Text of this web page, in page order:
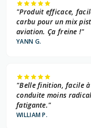
"Produit efficace,
carbu pour un mix
aviation. Ça freine !"
YANN G.
"Belle finition, facile
conduite moins
fatigante."
WILLIAM P.